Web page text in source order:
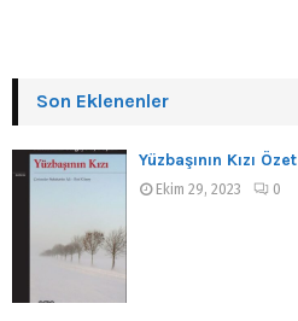
Son Eklenenler
Yüzbaşının Kızı Özet
Ekim 29, 2023 0